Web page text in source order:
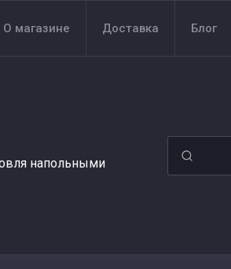
О магазине Доставка Блог
напольными